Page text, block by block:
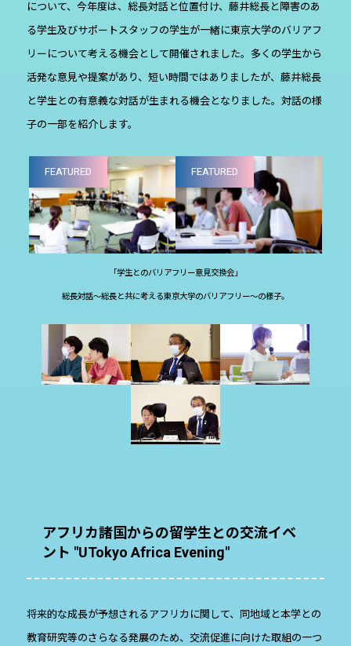
について、今年度は、総長対話と位置付け、藤井総長と障害のあ
る学生及びサポートスタッフの学生が一緒に東京大学のバリアフ
リーについて考える機会として開催されました。多くの学生から
活発な意見や提案があり、短い時間ではありましたが、藤井総長
と学生との有意義な対話が生まれる機会となりました。対話の様
子の一部を紹介します。
FEATURED FEATURED
「学生とのバリアフリー意見交換会」
総長対話～総長と共に考える東京大学のバリアフリー～の様子。
アフリカ諸国からの留学生との交流イベ
ント "UTokyo Africa Evening"
将来的な成長が予想されるアフリカに関して、同地域と本学との
教育研究等のさらなる発展のため、交流促進に向けた取組の一つ